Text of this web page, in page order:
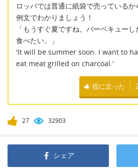
ロッパでは普通に紙袋で売っているか
例文でわかりましょう！
「もうすぐ夏ですね。バーベキュー
食べたい。」
'It will be summer soon. I want to
eat meat grilled on charcoal.'
役に立った
27 32903
シェア